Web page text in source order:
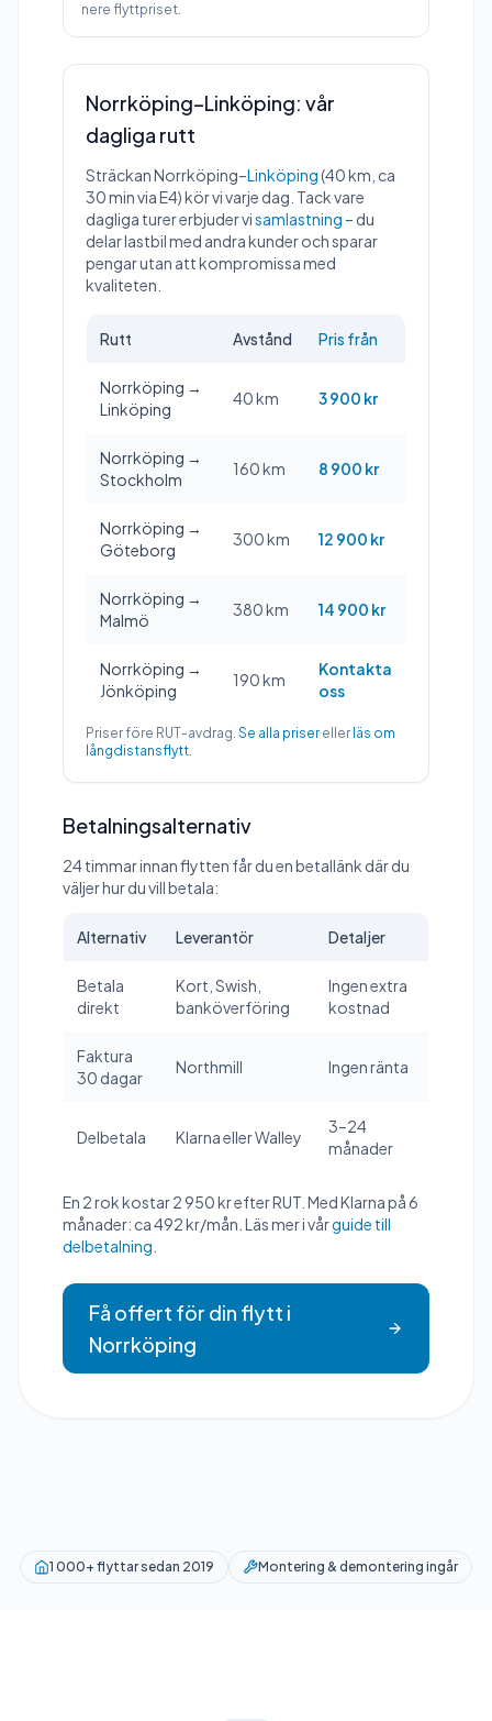
nere flyttpriset.
Norrköping–Linköping: vår
dagliga rutt
Sträckan Norrköping–Linköping(40 km, ca
30 min via E4) kör vi varje dag. Tack vare
dagliga turer erbjuder visamlastning – du
delar lastbil med andra kunder och sparar
pengar utan att kompromissa med
kvaliteten.
Rutt Avstånd Pris från
Norrköping →
Linköping
40 km 3 900 kr
Norrköping →
Stockholm
160 km 8 900 kr
Norrköping →
Göteborg
300 km 12 900 kr
Norrköping →
Malmö
380 km 14 900 kr
Norrköping →
Jönköping
190 km
Kontakta
oss
Priser före RUT-avdrag. Se alla priser eller läs om
långdistansflytt.
Betalningsalternativ
24 timmar innan flytten får du en betallänk där du
väljer hur du vill betala:
Alternativ Leverantör Detaljer
Betala
direkt
Kort, Swish,
banköverföring
Ingen extra
kostnad
Faktura
30 dagar
Northmill Ingen ränta
Delbetala Klarna eller Walley
3–24
månader
En 2 rok kostar 2 950 kr efter RUT. Med Klarna på 6
månader: ca 492 kr/mån. Läs mer i vårguide till
delbetalning
Få offert för din flytt i
Norrköping
1 000+ flyttar sedan 2019 Montering & demontering ingår